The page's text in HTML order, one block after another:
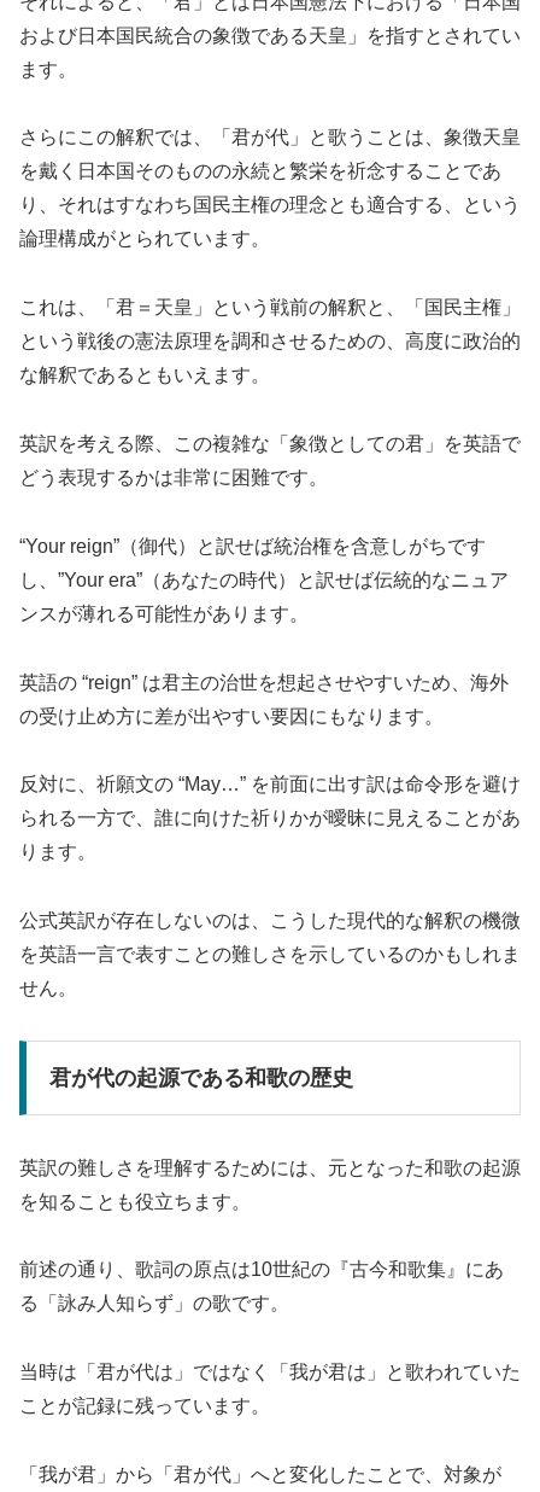
および日本国民統合の象徴である天皇」を指すとされてい
ます。
さらにこの解釈では、「君が代」と歌うことは、象徴天皇
を戴く日本国そのものの永続と繁栄を祈念することであ
り、それはすなわち国民主権の理念とも適合する、という
論理構成がとられています。
これは、「君＝天皇」という戦前の解釈と、「国民主権」
という戦後の憲法原理を調和させるための、高度に政治的
な解釈であるともいえます。
英訳を考える際、この複雑な「象徴としての君」を英語で
どう表現するかは非常に困難です。
“Your reign”（御代）と訳せば統治権を含意しがちです
し、”Your era”（あなたの時代）と訳せば伝統的なニュア
ンスが薄れる可能性があります。
英語の “reign” は君主の治世を想起させやすいため、海外
の受け止め方に差が出やすい要因にもなります。
反対に、祈願文の “May…” を前面に出す訳は命令形を避け
られる一方で、誰に向けた祈りかが曖昧に見えることがあ
ります。
公式英訳が存在しないのは、こうした現代的な解釈の機微
を英語一言で表すことの難しさを示しているのかもしれま
せん。
君が代の起源である和歌の歴史
英訳の難しさを理解するためには、元となった和歌の起源
を知ることも役立ちます。
前述の通り、歌詞の原点は10世紀の『古今和歌集』にあ
る「詠み人知らず」の歌です。
当時は「君が代は」ではなく「我が君は」と歌われていた
ことが記録に残っています。
「我が君」から「君が代」へと変化したことで、対象が